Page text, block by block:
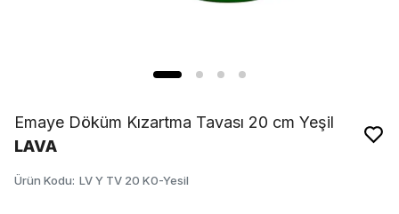
Emaye Döküm Kızartma Tavası 20 cm Yeşil
LAVA
Ürün Kodu: LV Y TV 20 K0-Yesil